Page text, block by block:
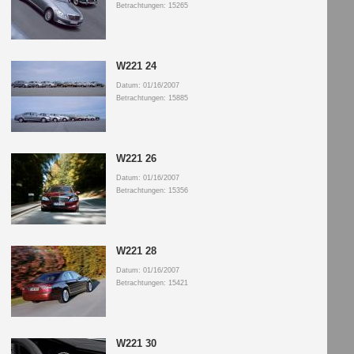
Betrachtungen: 15265
W221 24
Datum: 01/16/2007
Betrachtungen: 15885
W221 26
Datum: 01/16/2007
Betrachtungen: 15356
W221 28
Datum: 01/16/2007
Betrachtungen: 15421
W221 30